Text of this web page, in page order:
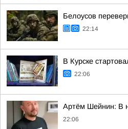
Белоусов
22:14
В Курске
22:06
Артём Шейнин: В
22:06